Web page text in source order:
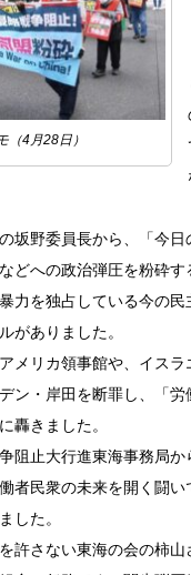
（4月28日）
坂野委員長から、「今
どへの政治弾圧を粉砕
力を独占している今の
がありました。
メリカ領事館や、イス
ン・岸田を断罪し、「
轟きました。
阻止大行進東海事務局
者民衆の未来を開く闘
した。
許さない東海の会の柿